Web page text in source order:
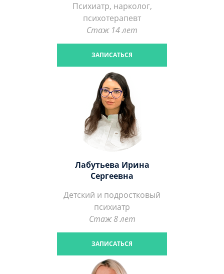
Психиатр, нарколог,
психотерапевт
Стаж 14 лет
ЗАПИСАТЬСЯ
Лабутьева Ирина
Сергеевна
Детский и подростковый
психиатр
Стаж 8 лет
ЗАПИСАТЬСЯ